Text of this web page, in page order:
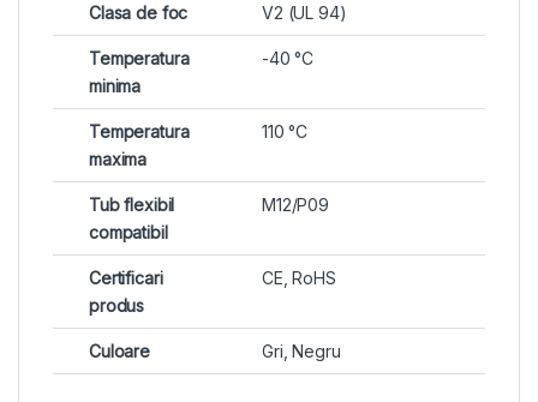
Clasa de foc V2 (UL 94)
Temperatura
minima
-40 °C
Temperatura
maxima
110 °C
Tub flexibil
compatibil
M12/P09
Certificari
produs
CE, RoHS
Culoare Gri, Negru